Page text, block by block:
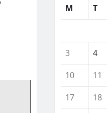
M
T
3
4
10
11
17
18